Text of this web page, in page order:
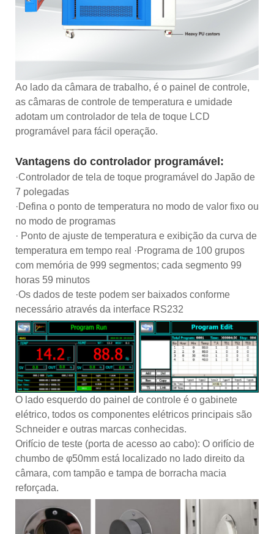
Ao lado da câmara de trabalho, é o painel de controle,
as câmaras de controle de temperatura e umidade
adotam um controlador de tela de toque LCD
programável para fácil operação.
Vantagens do controlador programável:
·Controlador de tela de toque programável do Japão de
7 polegadas
·Defina o ponto de temperatura no modo de valor fixo ou
no modo de programas
· Ponto de ajuste de temperatura e exibição da curva de
temperatura em tempo real ·Programa de 100 grupos
com memória de 999 segmentos; cada segmento 99
horas 59 minutos
·Os dados de teste podem ser baixados conforme
necessário através da interface RS232
O lado esquerdo do painel de controle é o gabinete
elétrico, todos os componentes elétricos principais são
Schneider e outras marcas conhecidas.
Orifício de teste (porta de acesso ao cabo): O orifício de
chumbo de φ50mm está localizado no lado direito da
câmara, com tampão e tampa de borracha macia
reforçada.